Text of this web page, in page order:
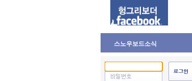
스노우보드소식